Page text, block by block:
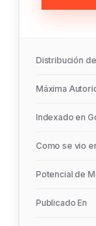
Distribución
Máxima
Indexado en
Como se vio
Potencial de
Publicado En